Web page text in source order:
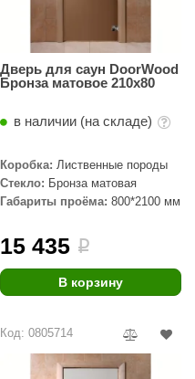
Дверь для саун DoorWood
Бронза матовое 210х80
в наличии (на складе)
Коробка: Лиственные породы
Стекло: Бронза матовая
Габариты проёма: 800*2100 мм
15 435 i
В корзину
Код: 0805714